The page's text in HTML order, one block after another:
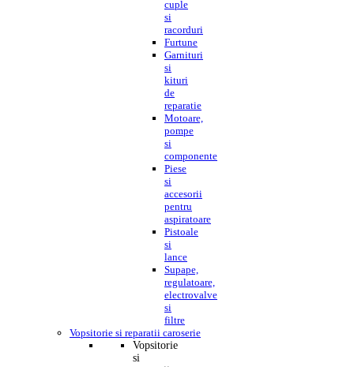
cuple
si
racorduri
Furtune
Garnituri
si
kituri
de
reparatie
Motoare,
pompe
si
componente
Piese
si
accesorii
pentru
aspiratoare
Pistoale
si
lance
Supape,
regulatoare,
electrovalve
si
filtre
Vopsitorie si reparatii caroserie
Vopsitorie
si